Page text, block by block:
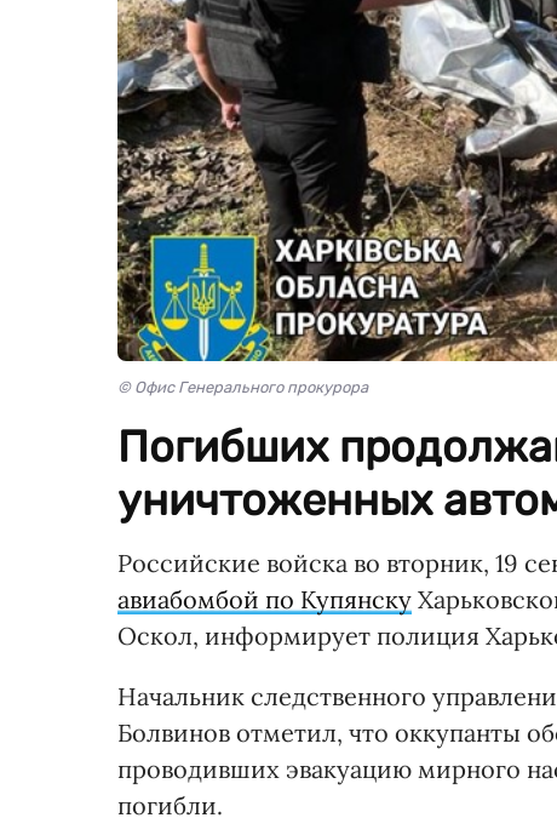
© Офис Генерального прокурора
Погибших
уничтоженных
Российские войска во вторник, 19
авиабомбой по Купянску
Оскол, информирует полиция
Начальник следственного
Болвинов отметил, что оккупанты
проводивших эвакуацию мирного
погибли.